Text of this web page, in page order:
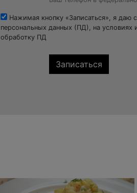
Нажимая кнопку «Записаться», я даю
персональных данных (ПД), на условиях
обработку ПД